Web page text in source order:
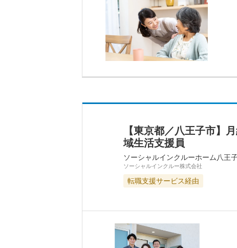
【東京都／八王子市】
域生活支援員
ソーシャルインクルーホーム八王
ソーシャルインクルー株式会社
転職支援サービス経由